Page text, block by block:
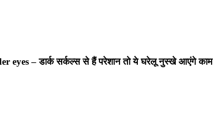
– डार्क सर्कल्स से हैं परेशान तो ये घरेलू नुस्खे आएंगे काम